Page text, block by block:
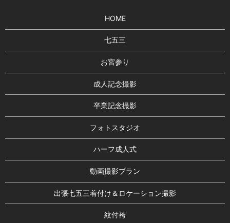
HOME
七五三
お宮参り
成人記念撮影
卒業記念撮影
フォトスタジオ
ハーフ成人式
動画撮影プラン
出張七五三着付け＆ロケーション撮影
紋付袴